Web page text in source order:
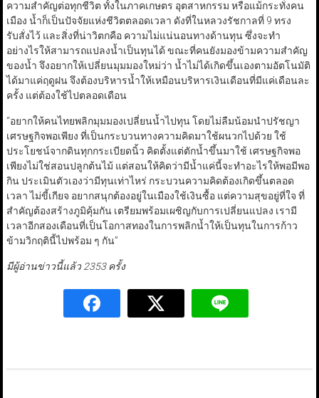
ความสำคัญต่อทุกชีวิต ทั้งในภาคเกษตร อุตสาหกรรม หรือแม้กระทั่งคน
เมือง น้ำก็เป็นปัจจัยแห่งชีวิตตลอดเวลา ดังที่ในหลวงรัชกาลที่ 9 ทรง
รับสั่งไว้ และสิ่งที่น่าวิตกคือ ความไม่แน่นอนทางด้านทุน ซึ่งจะทำ
อย่างไรให้สามารถแปลงน้ำเป็นทุนได้ ขณะที่คนยังมองข้ามความสำคัญ
ของน้ำ จึงอยากให้เปลี่ยนมุมมองใหม่ว่า น้ำไม่ได้เกิดขึ้นเองตามอัตโนมัติ
ได้มาแค่ฤดูฝน จึงต้องบริหารน้ำให้เหมือนบริหารเงินเดือนที่มีแค่เดือนละ
ครั้ง แต่ต้องใช้ไปตลอดเดือน
“อยากให้คนไทยพลิกมุมมองเปลี่ยนน้ำไปทุน โดยไม่ลืมน้อมนำปรัชญา
เศรษฐกิจพอเพียง ที่เป็นกระบวนทางความคิดมาใช้ผนวกไปด้วย ใช้
ประโยชน์จากดินทุกกระเบียดนิ้ว คิดตั้งแต่ตักน้ำขึ้นมาใช้ เศรษฐกิจพอ
เพียงไม่ใช่สอนปลูกต้นไม้ แต่สอนให้คิดว่ามีน้ำแค่นี้จะทำอะไรให้พอมีพอ
กิน ประเมินตัวเองว่ามีทุนเท่าไหร่ กระบวนความคิดต้องเกิดขึ้นตลอด
เวลา ไม่ขี้เกียจ อยากสนุกต้องอยู่ในเมืองใช้เงินซื้อ แต่ความสุขอยู่ที่ใจ ที่
สำคัญต้องสร้างภูมิคุ้มกัน เตรียมพร้อมเผชิญกับการเปลี่ยนแปลง เรามี
เวลาอีกสองเดือนที่เป็นโอกาสทองในการพลิกน้ำให้เป็นทุนในการก้าว
ข้ามวิกฤตินี้ไปพร้อม ๆ กัน”
มีผู้อ่านข่าวนี้แล้ว 2353 ครั้ง